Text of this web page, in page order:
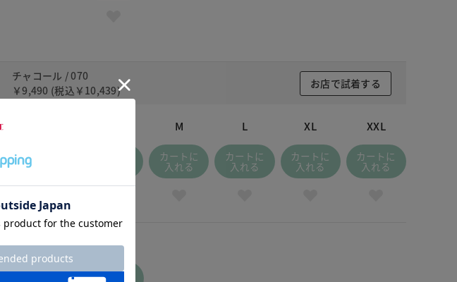
チャコール / 070
￥9,490 (税込 ￥10,439)
お店で試着する
M
カートに
入れる
L
カートに
入れる
XL
カートに
入れる
XXL
カートに
入れる
XXXL
カートに